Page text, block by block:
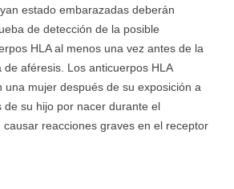
estado embarazadas deberán
de detección de la posible
HLA al menos una vez antes de la
aféresis. Los anticuerpos HLA
una mujer después de su exposición a
de su hijo por nacer durante el
reacciones graves en el receptor